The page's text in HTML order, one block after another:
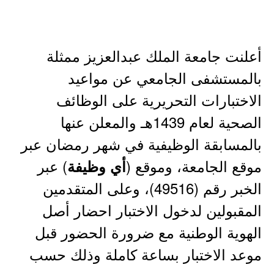
أعلنت جامعة الملك عبدالعزيز ممثلة
بالمستشفى الجامعي عن مواعيد
الاختبارات التحريرية على الوظائف
الصحية لعام 1439هـ والمعلن عنها
بالمسابقة الوظيفية في شهر رمضان عبر
موقع الجامعة، وموقع (أي وظيفة) عبر
الخبر رقم (49516)، وعلى المتقدمين
المقبولين لدخول الاختبار احضار أصل
الهوية الوطنية مع ضرورة الحضور قبل
موعد الاختبار بساعة كاملة وذلك حسب